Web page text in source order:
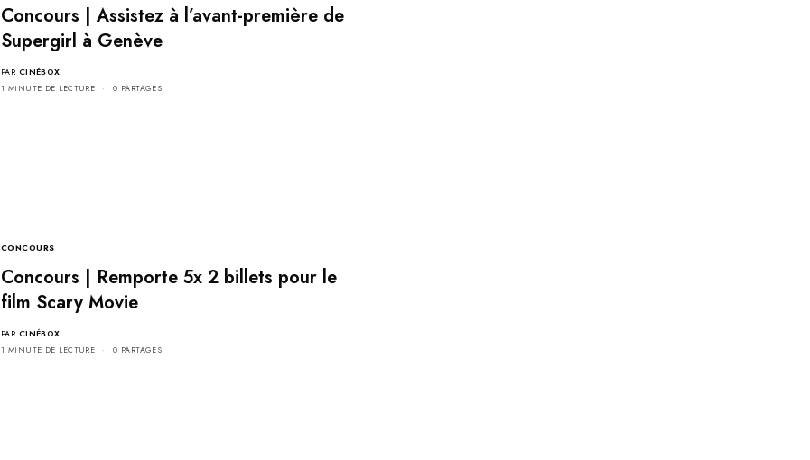
Concours | Assistez à l’avant-première de
Supergirl à Genève
PAR CINÉBOX
1 MINUTE DE LECTURE
0 PARTAGES
CONCOURS
Concours | Remporte 5x 2 billets pour le
film Scary Movie
PAR CINÉBOX
1 MINUTE DE LECTURE
0 PARTAGES